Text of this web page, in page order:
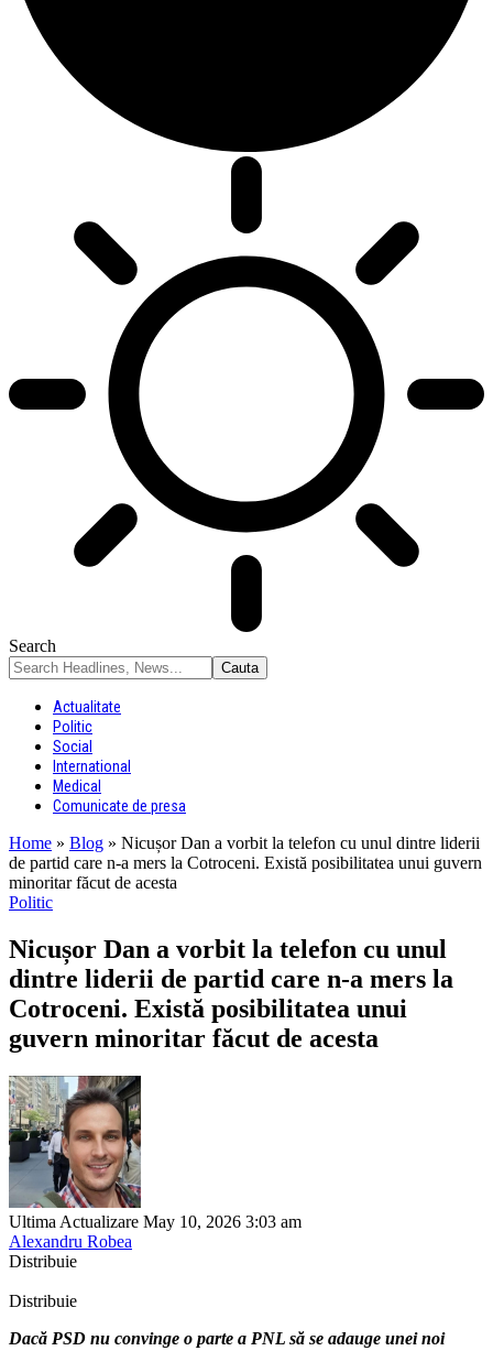
Search
Actualitate
Politic
Social
International
Medical
Comunicate de presa
Home » Blog » Nicușor Dan a vorbit la telefon cu unul dintre liderii
de partid care n-a mers la Cotroceni. Există posibilitatea unui guvern
minoritar făcut de acesta
Politic
Nicușor Dan a vorbit la telefon cu unul
dintre liderii de partid care n-a mers la
Cotroceni. Există posibilitatea unui
guvern minoritar făcut de acesta
Ultima Actualizare May 10, 2026 3:03 am
Alexandru Robea
Distribuie
Distribuie
Dacă PSD nu convinge o parte a PNL să se adauge unei noi